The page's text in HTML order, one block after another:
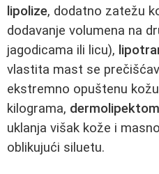
lipolize, dodatno zatežu
dodavanje volumena na
jagodicama ili licu),
vlastita mast se
ekstremno opuštenu
kilograma,
uklanja višak kože i
oblikujući siluetu.